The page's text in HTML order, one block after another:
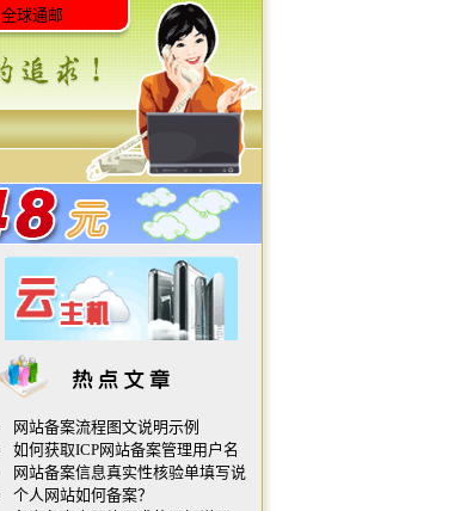
全球通邮
网站备案流程图文说明示例
如何获取ICP网站备案管理用户名
网站备案信息真实性核验单填写说
个人网站如何备案？